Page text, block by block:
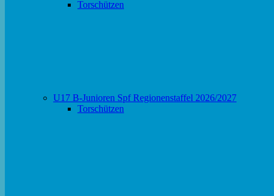
Torschützen
U17 B-Junioren Spf Regionenstaffel 2026/2027
Torschützen